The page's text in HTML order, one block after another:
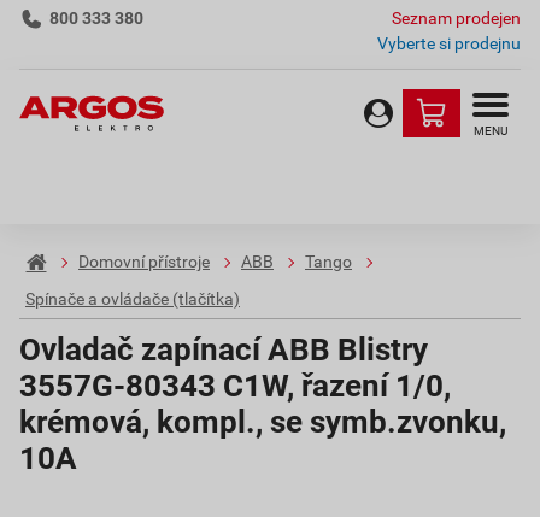
800 333 380
Seznam prodejen
Vyberte si prodejnu
MENU
Domovní přístroje ABB
Tango
Spínače a ovládače (tlačítka)
Ovladač zapínací ABB Blistry
3557G-80343 C1W, řazení 1/0,
krémová, kompl., se symb.zvonku,
10A